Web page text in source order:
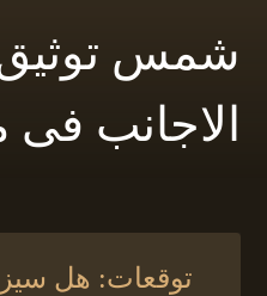
شمس توثيق
الاجانب
توقعات: هل